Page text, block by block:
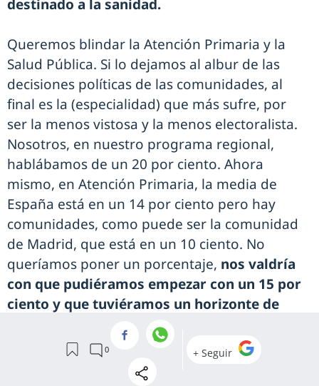
destinado a la sanidad.
Queremos blindar la Atención Primaria y la
Salud Pública. Si lo dejamos al albur de las
decisiones políticas de las comunidades, al
final es la (especialidad) que más sufre, por
ser la menos vistosa y la menos electoralista.
Nosotros, en nuestro programa regional,
hablábamos de un 20 por ciento. Ahora
mismo, en Atención Primaria, la media de
España está en un 14 por ciento pero hay
comunidades, como puede ser la comunidad
de Madrid, que está en un 10 ciento. No
queríamos poner un porcentaje, nos valdría
con que pudiéramos empezar con un 15 por
ciento y que tuviéramos un horizonte de
llegar hasta un 20 por ciento
"Para que el SNS tenga un